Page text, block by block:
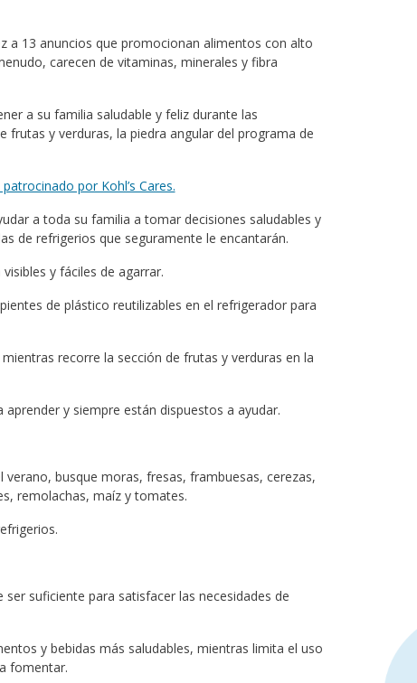
a 13 anuncios que promocionan alimentos con alto
carecen de vitaminas, minerales y fibra
a su familia saludable y feliz durante las
frutas y verduras, la piedra angular del programa de
por Kohl’s Cares.
a toda su familia a tomar decisiones saludables y
de refrigerios que seguramente le encantarán.
y fáciles de agarrar.
de plástico reutilizables en el refrigerador para
recorre la sección de frutas y verduras en la
y siempre están dispuestos a ayudar.
busque moras, fresas, frambuesas, cerezas,
remolachas, maíz y tomates.
suficiente para satisfacer las necesidades de
y bebidas más saludables, mientras limita el uso
fomentar.